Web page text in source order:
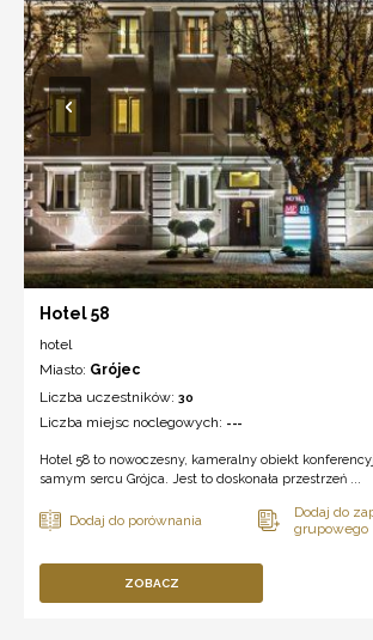
Hotel 58
hotel
Miasto: Grójec
Liczba uczestników: 30
Liczba miejsc noclegowych: ---
Hotel 58 to nowoczesny, kameralny obiekt
samym sercu Grójca. Jest to doskonała przestrzeń ...
ZOBACZ